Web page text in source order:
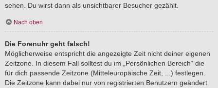
sehen. Du wirst dann als unsichtbarer Besucher gezählt.
Nach oben
Die Forenuhr geht falsch!
Möglicherweise entspricht die angezeigte Zeit nicht deiner eigenen
Zeitzone. In diesem Fall solltest du im „Persönlichen Bereich“ die
für dich passende Zeitzone (Mitteleuropäische Zeit, ...) festlegen.
Die Zeitzone kann dabei nur von registrierten Benutzern geändert